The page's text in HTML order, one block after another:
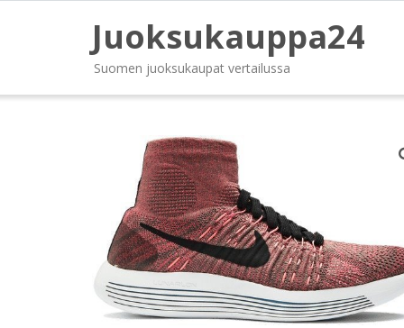
Juoksukauppa24
Suomen juoksukaupat vertailussa